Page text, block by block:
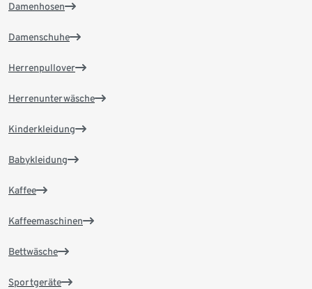
Damenhosen
Damenschuhe
Herrenpullover
Herrenunterwäsche
Kinderkleidung
Babykleidung
Kaffee
Kaffeemaschinen
Bettwäsche
Sportgeräte